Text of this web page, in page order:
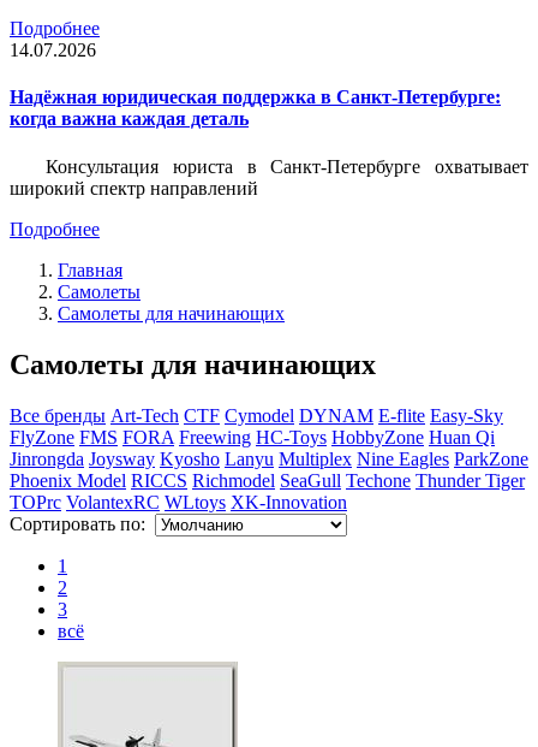
Подробнее
14.07.2026
Надёжная юридическая поддержка в Санкт-Петербурге:
когда важна каждая деталь
Консультация юриста в Санкт-Петербурге охватывает
широкий спектр направлений
Подробнее
Главная
Самолеты
Самолеты для начинающих
Самолеты для начинающих
Все бренды Art-Tech CTF Cymodel DYNAM E-flite Easy-Sky
FlyZone FMS FORA Freewing HC-Toys HobbyZone Huan Qi
Jinrongda Joysway Kyosho Lanyu Multiplex Nine Eagles ParkZone
Phoenix Model RICCS Richmodel SeaGull Techone Thunder Tiger
TOPrc VolantexRC WLtoys XK-Innovation
Сортировать по:
1
2
3
всё